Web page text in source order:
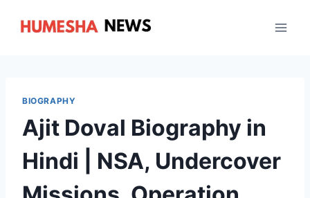
BIOGRAPHY
Ajit Doval Biography in
Hindi | NSA, Undercover